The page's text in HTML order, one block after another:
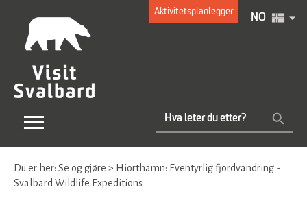
Aktivitetsplanlegger
NO
Du er her: Se og gjøre > Hiorthamn: Eventyrlig fjordvandring -
Svalbard Wildlife Expeditions